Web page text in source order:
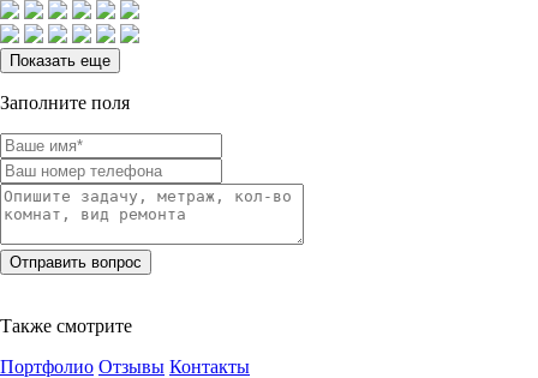
Показать еще
Заполните поля
Также смотрите
Портфолио Отзывы Контакты